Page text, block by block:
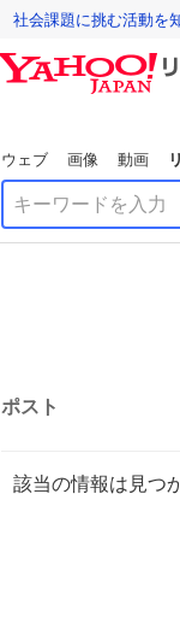
社会課題に挑む活動を
ウェブ 画像 動画
ポスト
該当の情報は見つ